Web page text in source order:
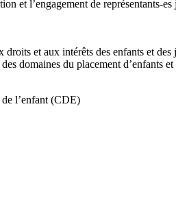
et l’engagement de représentants-
et aux intérêts des enfants et
domaines du placement d’enfants
l’enfant (CDE)